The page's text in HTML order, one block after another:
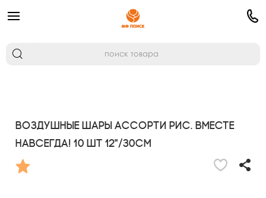
Воздушные шары ассорти рис. Вместе
навсегда! 10 шт 12"/30см